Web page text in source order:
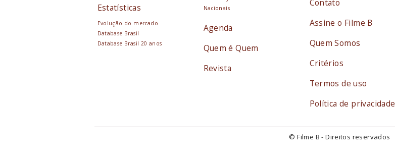
Estatísticas
Evolução do mercado
Database Brasil
Database Brasil 20 anos
Nacionais
Agenda
Quem é Quem
Revista
Contato
Assine o Filme B
Quem Somos
Critérios
Termos de uso
Política de privacidade
© Filme B - Direitos reservados